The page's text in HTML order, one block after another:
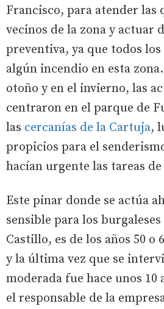
Francisco, para atender las
vecinos de la zona y actuar
preventiva, ya que todos los
algún incendio en esta
otoño y en el invierno, las
centraron en el parque de
las cercanías de la Cartuja,
propicios para el
hacían urgente las tareas
Este pinar donde se actúa
sensible para los
Castillo, es de los años 50 o
y la última vez que se
moderada fue hace unos 10
el responsable de la